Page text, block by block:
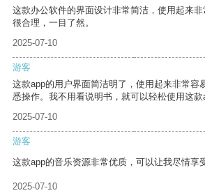
这款办公软件的界面设计非常简洁，使用起来
很合理，一目了然。
2025-07-10
游客
这款app的用户界面简洁明了，使用起来非常容
悉操作。我不用看说明书，就可以轻松使用这款
2025-07-10
游客
这款app的音乐资源非常优质，可以让我尽情享
2025-07-10